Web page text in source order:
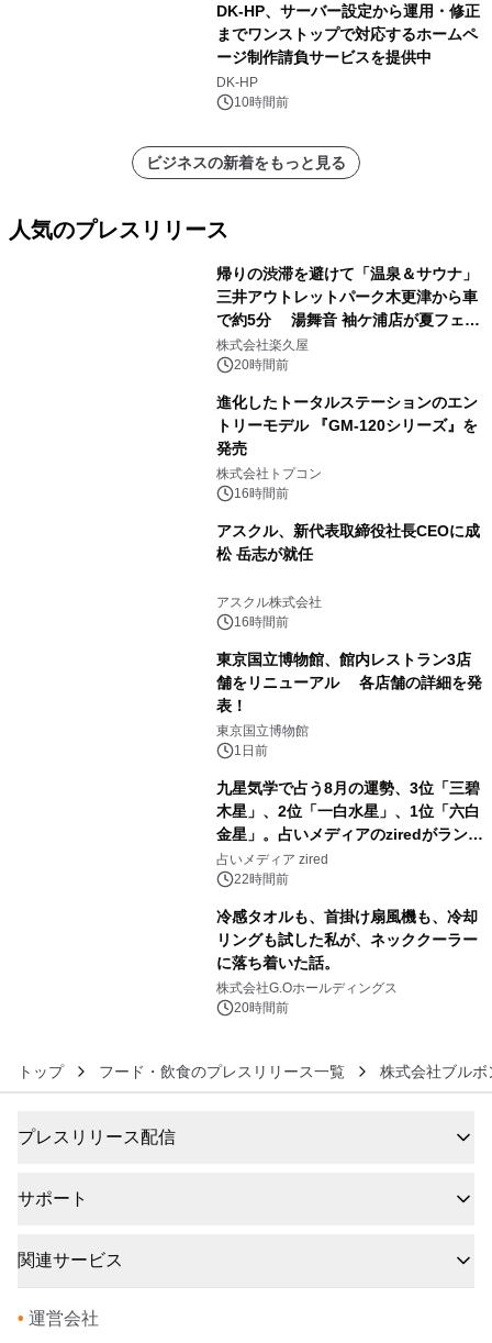
DK-HP、サーバー設定から運用・修正
までワンストップで対応するホームペ
ージ制作請負サービスを提供中
DK-HP
10時間前
ビジネスの新着をもっと見る
人気のプレスリリース
帰りの渋滞を避けて「温泉＆サウナ」
三井アウトレットパーク木更津から車
で約5分 湯舞音 袖ケ浦店が夏フェア
メニューを提供
株式会社楽久屋
20時間前
進化したトータルステーションのエン
トリーモデル 『GM-120シリーズ』を
発売
株式会社トプコン
16時間前
アスクル、新代表取締役社長CEOに成
松 岳志が就任
アスクル株式会社
16時間前
東京国立博物館、館内レストラン3店
舗をリニューアル 各店舗の詳細を発
表！
東京国立博物館
1日前
九星気学で占う8月の運勢、3位「三碧
木星」、2位「一白水星」、1位「六白
金星」。占いメディアのziredがランキ
ングを発表
占いメディア zired
22時間前
冷感タオルも、首掛け扇風機も、冷却
リングも試した私が、ネッククーラー
に落ち着いた話。
株式会社G.Oホールディングス
20時間前
トップ フード・飲食のプレスリリース一覧 株式会社ブルボ
プレスリリース配信
サポート
関連サービス
• 運営会社